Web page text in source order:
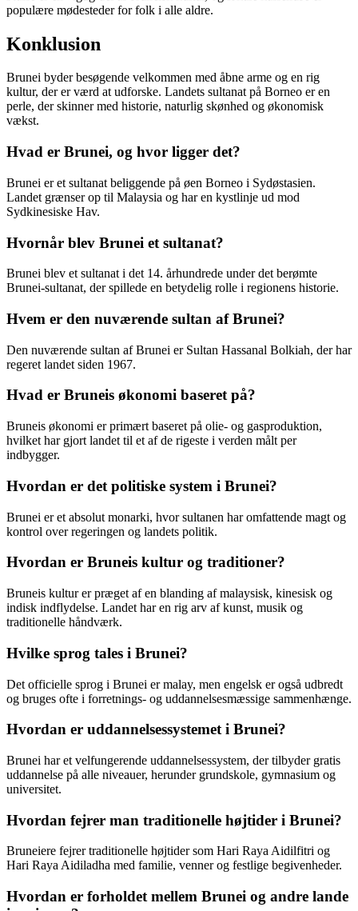
populære mødesteder for folk i alle aldre.
Konklusion
Brunei byder besøgende velkommen med åbne arme og en rig
kultur, der er værd at udforske. Landets sultanat på Borneo er en
perle, der skinner med historie, naturlig skønhed og økonomisk
vækst.
Hvad er Brunei, og hvor ligger det?
Brunei er et sultanat beliggende på øen Borneo i Sydøstasien.
Landet grænser op til Malaysia og har en kystlinje ud mod
Sydkinesiske Hav.
Hvornår blev Brunei et sultanat?
Brunei blev et sultanat i det 14. århundrede under det berømte
Brunei-sultanat, der spillede en betydelig rolle i regionens historie.
Hvem er den nuværende sultan af Brunei?
Den nuværende sultan af Brunei er Sultan Hassanal Bolkiah, der har
regeret landet siden 1967.
Hvad er Bruneis økonomi baseret på?
Bruneis økonomi er primært baseret på olie- og gasproduktion,
hvilket har gjort landet til et af de rigeste i verden målt per
indbygger.
Hvordan er det politiske system i Brunei?
Brunei er et absolut monarki, hvor sultanen har omfattende magt og
kontrol over regeringen og landets politik.
Hvordan er Bruneis kultur og traditioner?
Bruneis kultur er præget af en blanding af malaysisk, kinesisk og
indisk indflydelse. Landet har en rig arv af kunst, musik og
traditionelle håndværk.
Hvilke sprog tales i Brunei?
Det officielle sprog i Brunei er malay, men engelsk er også udbredt
og bruges ofte i forretnings- og uddannelsesmæssige sammenhænge.
Hvordan er uddannelsessystemet i Brunei?
Brunei har et velfungerende uddannelsessystem, der tilbyder gratis
uddannelse på alle niveauer, herunder grundskole, gymnasium og
universitet.
Hvordan fejrer man traditionelle højtider i Brunei?
Bruneiere fejrer traditionelle højtider som Hari Raya Aidilfitri og
Hari Raya Aidiladha med familie, venner og festlige begivenheder.
Hvordan er forholdet mellem Brunei og andre lande